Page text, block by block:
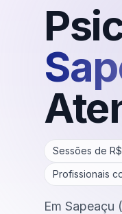
Sessões de R$
Profissionais
Em Sapeaçu